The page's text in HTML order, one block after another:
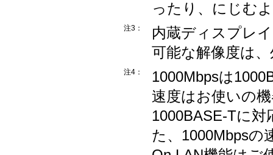
ったり、にじむ
注3：
内蔵ディスプレ
可能な解像度は
注4：
1000Mbpsは
速度はお使いの
1000BASE-Tに
た、1000Mbpsの